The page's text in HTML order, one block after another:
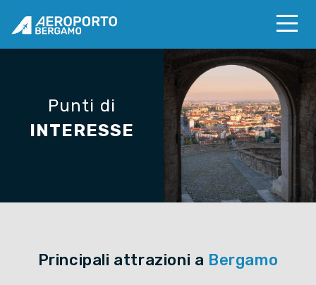
Punti di
INTERESSE
Principali attrazioni a Bergamo